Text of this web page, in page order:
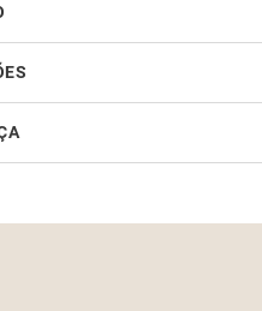
é fácil. Confira maiores